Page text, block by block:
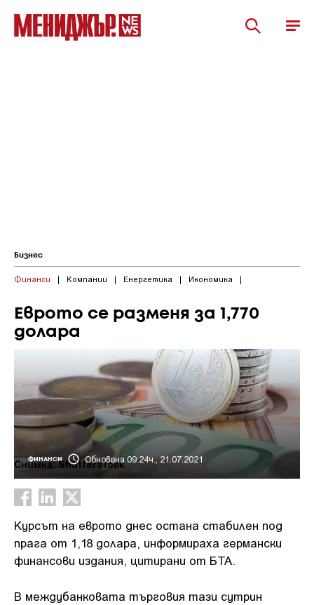
Бизнес
Финанси | Компании | Енергетика | Икономика |
Еврото се разменя за 1,770
долара
ФИНАНСИ Обновена 09:24ч., 21.07.2021
Снимка: Shutterstock
Курсът на еврото днес остана стабилен под
прага от 1,18 долара, информираха германски
финансови издания, цитирани от БТА.
В междубанковата търговия тази сутрин